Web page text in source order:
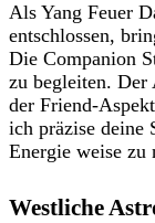
Als Yang Feuer
entschlossen,
Die Companion
zu begleiten.
der Friend-
ich präzise deine
Energie weise zu
Westliche